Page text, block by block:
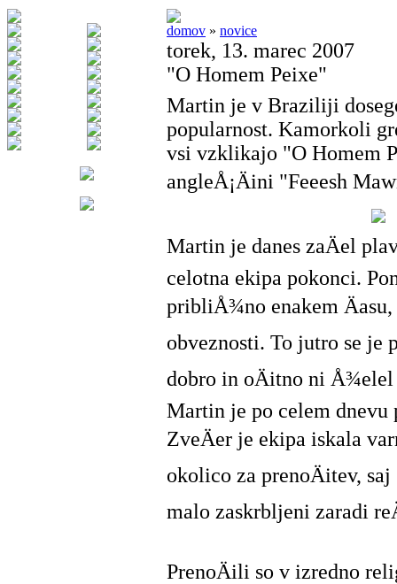
domov » novice
torek, 13. marec 2007
"O Homem Peixe"
Martin je v Braziliji
popularnost. Kamorkoli
vsi vzklikajo "O Homem
angleÅ¡Äini "Feeesh
Martin je danes zaÄel
celotna ekipa pokonci.
pribliÅ¾no enakem
obveznosti. To jutro se je
dobro in oÄitno ni Å¾elel
Martin je po celem dnevu
ZveÄer je ekipa iskala
okolico za prenoÄitev,
malo zaskrbljeni zaradi
PrenoÄili so v izredno